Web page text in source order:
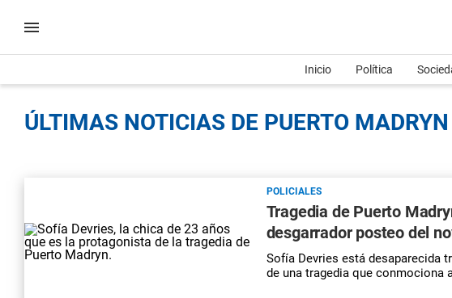
Inicio Política
ÚLTIMAS NOTICIAS DE PUERTO
POLICIALES
Tragedia de Puerto
desgarrador posteo del
Sofía Devries está desaparecida
de una tragedia que conmociona